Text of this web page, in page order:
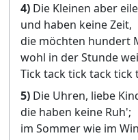
4) Die Kleinen aber
und haben keine Zeit,
die möchten hundert
wohl in der Stunde
Tick tack tick tack tick
5) Die Uhren, liebe
die haben keine Ruh';
im Sommer wie im